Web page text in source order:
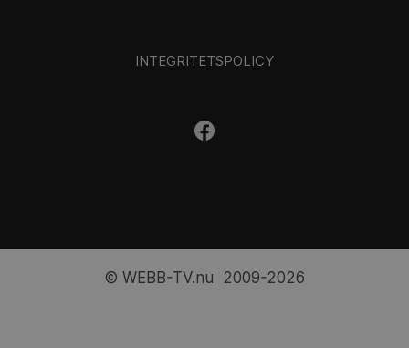
INTEGRITETSPOLICY
© WEBB-TV.nu 2009-2026